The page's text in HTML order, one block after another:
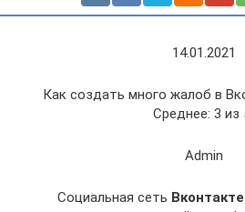
14.01.2021
Как создать много жалоб в
Среднее: 3 из
Admin
Социальная сеть Вконтакте